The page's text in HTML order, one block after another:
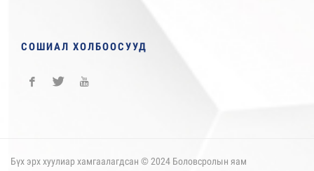
СОШИАЛ ХОЛБООСУУД
Бүх эрх хуулиар хамгаалагдсан © 2024 Боловсролын яам